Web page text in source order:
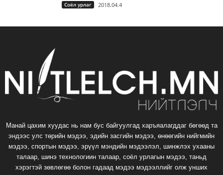
Соёл урлаг 2018.04.4
Манай цахим хуудас нь нам бус байгуулгад харъяалагддаг бөгөөд та
эндээс улс төрийн мэдээ, эдийн засгийн мэдээ, өнөөгийн нийгмийн
мэдээ, спортын мэдээ, эрүүл мэндийн мэдээлэл, шинжлэх ухааны
талаар, шинэ технологиин талаар, соёл урлагын мэдээ, таньд
хэрэгтэй зөвлөгөө болон гадаад мэдээ мэдээллийг олж унших